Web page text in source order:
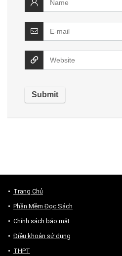
Trang Chủ
Phần Mềm Đọc Sách
Chính sách bảo mật
Điều khoản sử dụng
THPT